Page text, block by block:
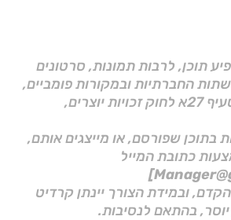
תוכן, לרבות תמונות, סרטונים
החברתיות ובמקורות פומביים,
בהתאם להוראות סעיף 27א לחוק זכויות יוצרים,
בתוכן שפורסם, או מייצגים אותם,
כתובת המייל
ובמידת הצורך יינתן קרדיט
בהתאם לנסיבות.